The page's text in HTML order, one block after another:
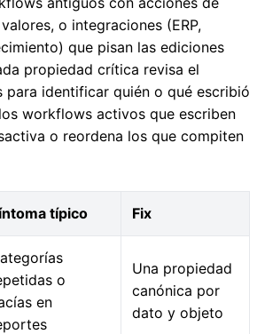
o integraciones (ERP,
que pisan las ediciones
propiedad crítica revisa el
para identificar quién o qué escribió
workflows activos que escriben
o reordena los que compiten
típico Fix
o
en
Una propiedad
canónica por
dato y objeto